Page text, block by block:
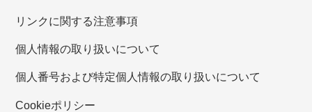
リンクに関する注意事項
個人情報の取り扱いについて
個人番号および特定個人情報の取り扱いについて
Cookieポリシー